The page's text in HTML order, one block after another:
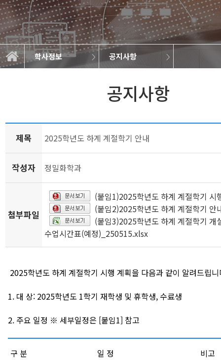
학사정보 공지사항
학과소개
교과과정
학사정보
정보광장
커뮤니티
공지사항
학사일정
공지사항
제목 2025학년도 하계 계절학기 안내
작성자 정밀화학과
첨부파일
(붙임1)2025학년도 하계 계절학기 시
(붙임2)2025학년도 하계 계절학기 안
(붙임3)2025학년도 하계 계절학기 개
수업시간표(예정)_250515.xlsx
2025학년도 하계 계절학기 시행 계획을 다음과 같이 알려드립
1. 대 상: 2025학년도 1학기 재학생 및 휴학생, 수료생
2. 주요 일정 ※ 세부일정은 [붙임1] 참고
구 분 일 정 비고